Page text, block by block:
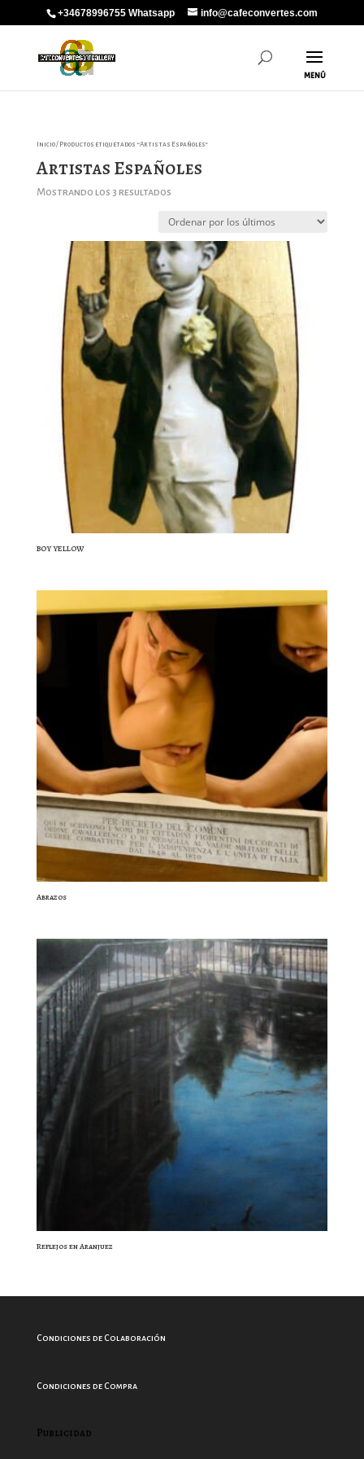
+34678996755 Whatsapp info@cafeconvertes.com
Inicio/ Productos etiquetados “Artistas Españoles”
Artistas Españoles
Mostrando los 3 resultadosOrdenado
los
BOY YELLOW
Abrazos
Reflejos en Aranjuez
Condiciones de Colaboración
Condiciones de Compra
Publicidad